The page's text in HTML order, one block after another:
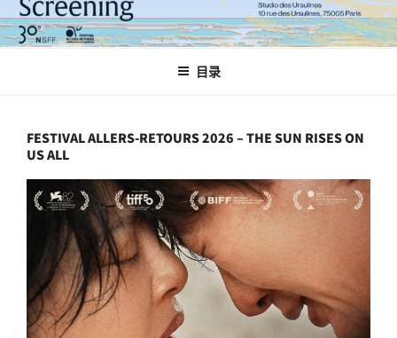
至
内
目录
FESTIVAL ALLERS-RETOURS 2026 – THE SUN RISES ON
US ALL